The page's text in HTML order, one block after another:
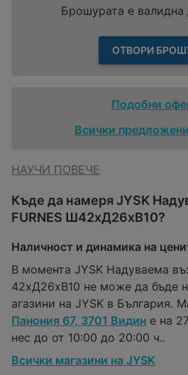
Брошурата е
ОТВОРИ
Подобни
Всички
НАУЧИ ПОВЕЧЕ
Къде да намеря JYSK
FURNES Ш42xД26xВ10?
Наличност и динамика на
В момента JYSK Надуваема
42xД26xВ10 не може да бъде
агазини на JYSK в България.
Панония 67, 3701 Видин е на
нес до от 10:00 до 20:00 ч..
Всички магазини на JYSK